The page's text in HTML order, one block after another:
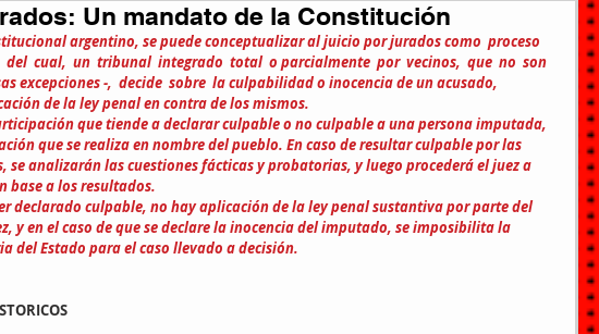
Un mandato de la Constitución
argentino, se puede conceptualizar al juicio por jurados como  proceso
cual,  un  tribunal  integrado  total  o parcialmente  por  vecinos,  que  no  son
excepciones -,  decide  sobre  la culpabilidad o inocencia de un acusado,
de la ley penal en contra de los mismos.
que tiende a declarar culpable o no culpable a una persona imputada,
que se realiza en nombre del pueblo. En caso de resultar culpable por las
se analizarán las cuestiones fácticas y probatorias, y luego procederá el juez a
base a los resultados.
declarado culpable, no hay aplicación de la ley penal sustantiva por parte del
y en el caso de que se declare la inocencia del imputado, se imposibilita la
del Estado para el caso llevado a decisión.